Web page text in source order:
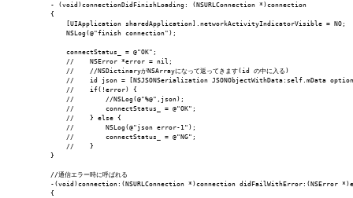
SERVICE
STAFF BLOG
NEWS
- (void)connectionDidFinishLoading: (NSURLConnection *)connection
{
    [UIApplication sharedApplication].networkActivityIndicatorVisible = NO;
    NSLog(@"finish connection");
    connectStatus_ = @"OK";
    //    NSError *error = nil;
    //    //NSDictinaryがNSArrayになって返ってきます(id の中に入る)
//    id json = [NSJSONSerialization JSONObjectWithData:self.mData
    //    if(!error) {
    //        //NSLog(@"%@",json);
    //        connectStatus_ = @"OK";
    //    } else {
    //        NSLog(@"json error-1");
    //        connectStatus_ = @"NG";
    //    }
}
//通信エラー時に呼ばれる
-(void)connection:(NSURLConnection *)connection didFailWithError:(NSError
{